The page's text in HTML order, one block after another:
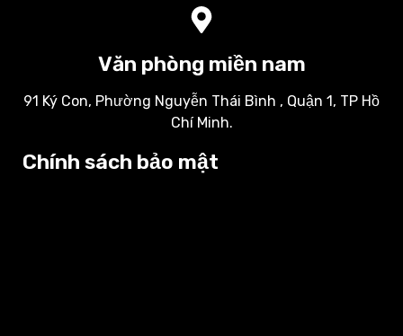
Văn phòng miền nam
91 Ký Con, Phường Nguyễn Thái Bình , Quận 1, TP Hồ
Chí Minh.
Chính sách bảo mật